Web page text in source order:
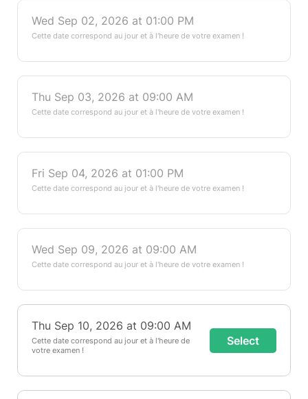
Wed Sep 02, 2026 at 01:00 PM
Cette date correspond au jour et à l'heure de votre examen !
Thu Sep 03, 2026 at 09:00 AM
Cette date correspond au jour et à l'heure de votre examen !
Fri Sep 04, 2026 at 01:00 PM
Cette date correspond au jour et à l'heure de votre examen !
Wed Sep 09, 2026 at 09:00 AM
Cette date correspond au jour et à l'heure de votre examen !
Thu Sep 10, 2026 at 09:00 AM
Cette date correspond au jour et à l'heure de
votre examen !
Select